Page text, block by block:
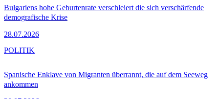
Bulgariens hohe Geburtenrate verschleiert die sich verschärfende
demografische Krise
28.07.2026
Spanische Enklave von Migranten überrannt, die auf dem Seeweg
ankommen
POLITIK